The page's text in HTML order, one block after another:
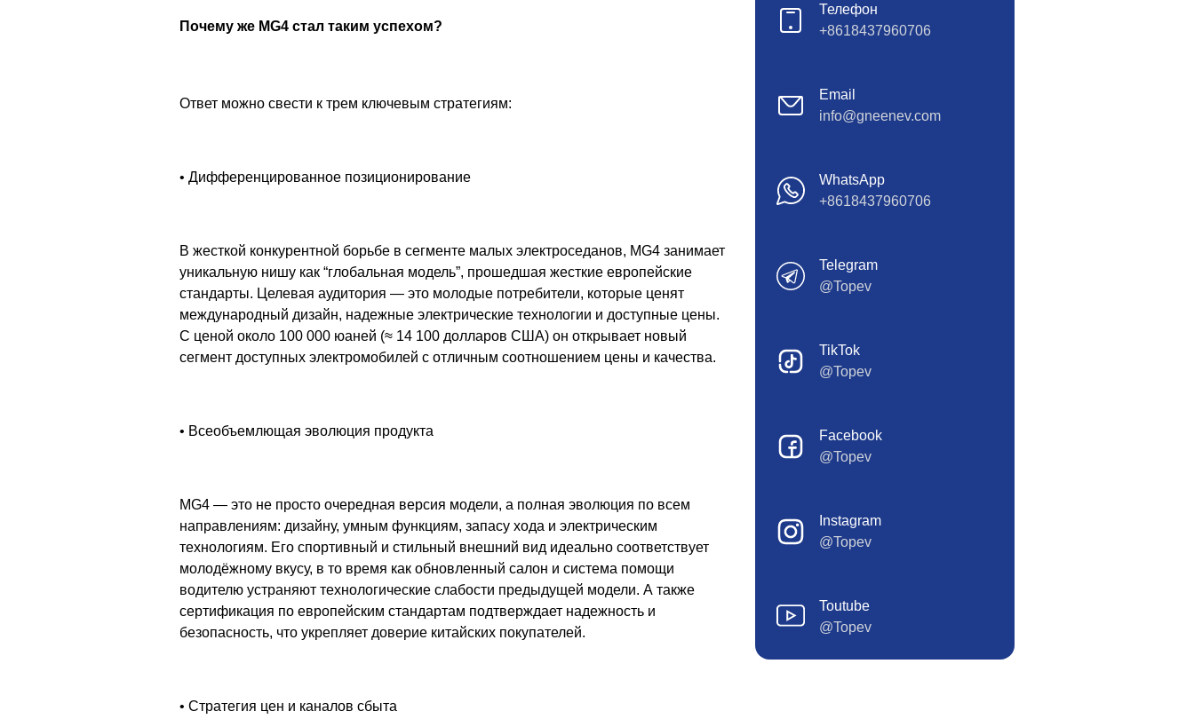
Почему же MG4 стал таким успехом?
Ответ можно свести к трем ключевым стратегиям:
• Дифференцированное позиционирование
В жесткой конкурентной борьбе в сегменте малых электроседанов, MG4 занимает
уникальную нишу как “глобальная модель”, прошедшая жесткие европейские
стандарты. Целевая аудитория — это молодые потребители, которые ценят
международный дизайн, надежные электрические технологии и доступные цены.
С ценой около 100 000 юаней (≈ 14 100 долларов США) он открывает новый
сегмент доступных электромобилей с отличным соотношением цены и качества.
• Всеобъемлющая эволюция продукта
MG4 — это не просто очередная версия модели, а полная эволюция по всем
направлениям: дизайну, умным функциям, запасу хода и электрическим
технологиям. Его спортивный и стильный внешний вид идеально соответствует
молодёжному вкусу, в то время как обновленный салон и система помощи
водителю устраняют технологические слабости предыдущей модели. А также
сертификация по европейским стандартам подтверждает надежность и
безопасность, что укрепляет доверие китайских покупателей.
• Стратегия цен и каналов сбыта
Телефон
+8618437960706
Email
info@gneenev.com
WhatsApp
+8618437960706
Telegram
@Topev
TikTok
@Topev
Facebook
@Topev
Instagram
@Topev
Toutube
@Topev